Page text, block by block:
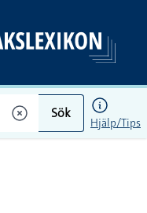
Sök
Hjälp/Tips